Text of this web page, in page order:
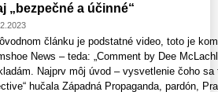
„bezpečné a účinné“
článku je podstatné video, toto je
News – teda: „Comment by Dee
Najprv môj úvod – vysvetlenie čoho
hučala Západná Propaganda, pardón,